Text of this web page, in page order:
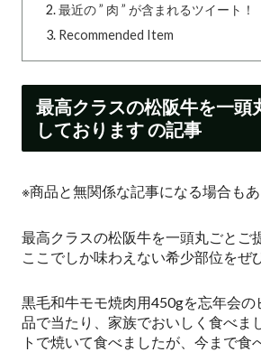
最近の ” 肉 ” が含まれるツイート！
Recommended Item
最高クラスの松阪牛を一頭
しております の記事
※商品と無関係な記事になる場合も
最高クラスの松阪牛を一頭丸ごとご
ここでしか味わえない希少部位をぜ
黒毛和牛モモ焼肉用450gを忘年会の
品で当たり、家族でおいしく食べま
トで焼いて食べましたが、今まで食